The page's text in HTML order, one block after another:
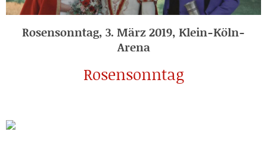
Rosensonntag, 3. März 2019, Klein-Köln-
Arena
Rosensonntag